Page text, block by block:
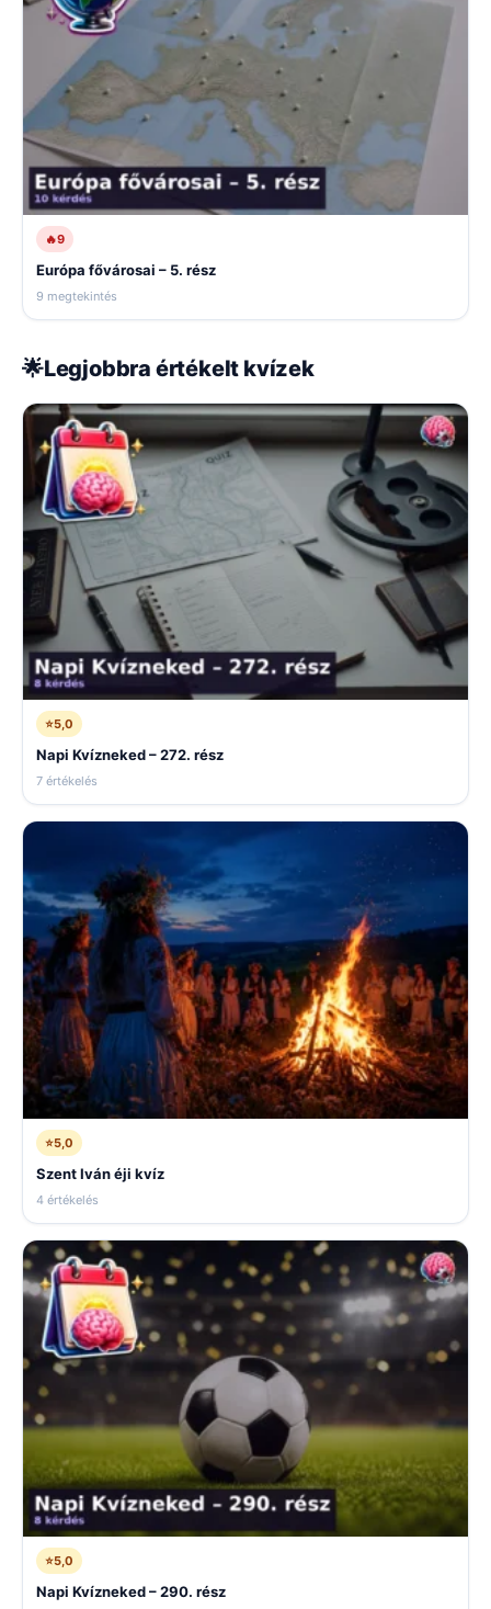
🔥9
Európa fővárosai – 5. rész
9 megtekintés
🌟Legjobbra értékelt kvízek
⭐5,0
Napi Kvízneked – 272. rész
7 értékelés
⭐5,0
Szent Iván éji kvíz
4 értékelés
⭐5,0
Napi Kvízneked – 290. rész